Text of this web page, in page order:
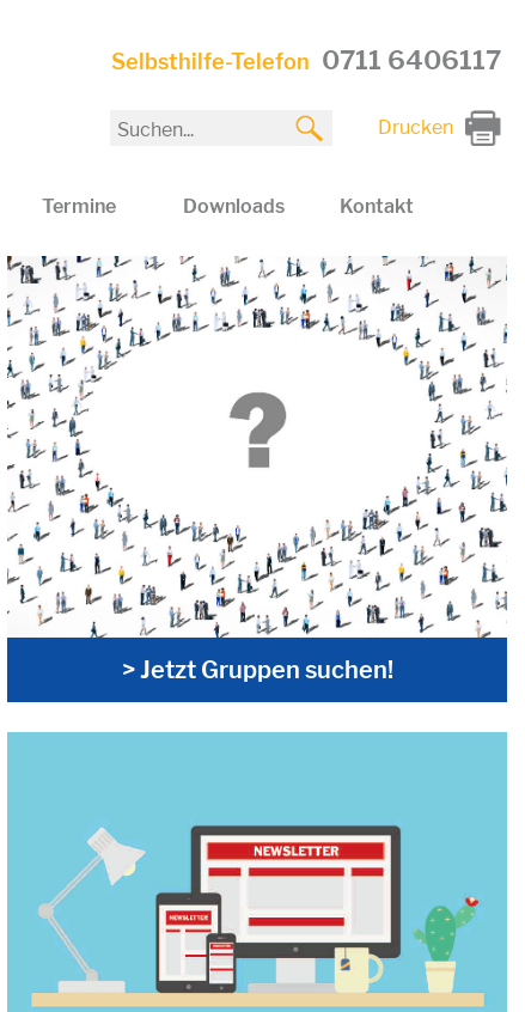
Selbsthilfe-Telefon 0711 6406117
Drucken
Termine Downloads Kontakt
> Jetzt Gruppen suchen!